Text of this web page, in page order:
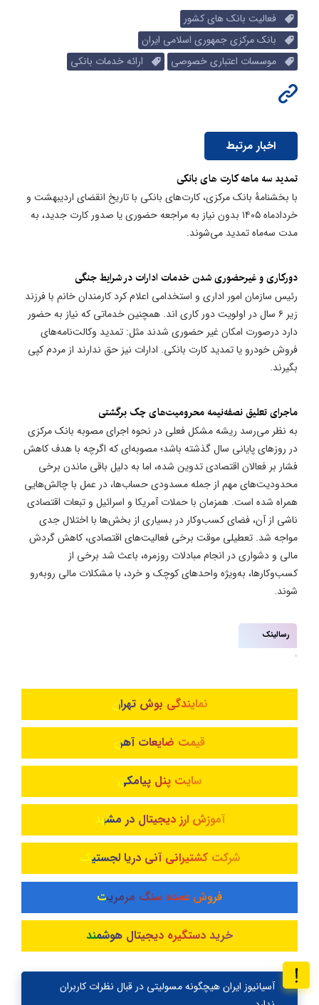
فعالیت بانک های کشور
بانک مرکزی جمهوری اسلامی ایران
موسسات اعتباری خصوصی
ارائه خدمات بانکی
اخبار مرتبط
تمدید سه ماهه کارت های بانکی
با بخشنامۀ بانک مرکزی، کارت‌های بانکی با تاریخ انقضای اردیبهشت و
خردادماه ۱۴۰۵ بدون نیاز به مراجعه حضوری یا صدور کارت جدید، به
مدت سه‌ماه تمدید می‌شوند.
دورکاری و غیرحضوری شدن خدمات ادارات در شرایط جنگی
رئیس سازمان امور اداری و استخدامی اعلام کرد کارمندان خانم با فرزند
زیر ۶ سال در اولویت دور کاری اند. همچنین خدماتی که نیاز به حضور
دارد درصورت امکان غیر حضوری شدند مثل: تمدید وکالت‌نامه‌های
فروش خودرو یا تمدید کارت بانکی. ادارات نیز حق ندارند از مردم کپی
بگیرند.
ماجرای تعلیق نصفه‌نیمه محرومیت‌های چک برگشتی
به نظر می‌رسد ریشه مشکل فعلی در نحوه اجرای مصوبه بانک مرکزی
در روز‌های پایانی سال گذشته باشد؛ مصوبه‌ای که اگرچه با هدف کاهش
فشار بر فعالان اقتصادی تدوین شده، اما به دلیل باقی ماندن برخی
محدودیت‌های مهم از جمله مسدودی حساب‌ها، در عمل با چالش‌هایی
همراه شده است. همزمان با حملات آمریکا و اسرائیل و تبعات اقتصادی
ناشی از آن، فضای کسب‌وکار در بسیاری از بخش‌ها با اختلال جدی
مواجه شد. تعطیلی موقت برخی فعالیت‌های اقتصادی، کاهش گردش
مالی و دشواری در انجام مبادلات روزمره، باعث شد برخی از
کسب‌وکارها، به‌ویژه واحدهای کوچک و خرد، با مشکلات مالی روبه‌رو
شوند.
رسالینک
نمایندگی بوش تهران
قیمت ضایعات آهن
سایت پنل پیامکی
آموزش ارز دیجیتال در مشهد
شرکت کشتیرانی آنی دریا لجستیک
فروش عمده سنگ مرمریت
خرید دستگیره دیجیتال هوشمند
آسیانیوز ایران هیچگونه مسولیتی در قبال نظرات کاربران